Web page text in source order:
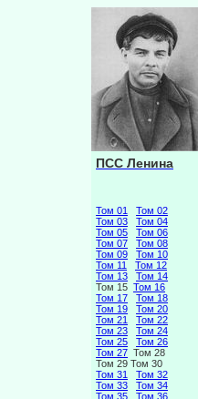
ПСС Ленина
Том 01
Том 02
Том 03
Том 04
Том 05
Том 06
Том 07
Том 08
Том 09
Том 10
Том 11
Том 12
Том 13
Том 14
Том 15 Том 16
Том 17
Том 18
Том 19
Том 20
Том 21
Том 22
Том 23
Том 24
Том 25
Том 26
Том 27 Том 28
Том 29 Том 30
Том 31
Том 32
Том 33
Том 34
Том 35
Том 36